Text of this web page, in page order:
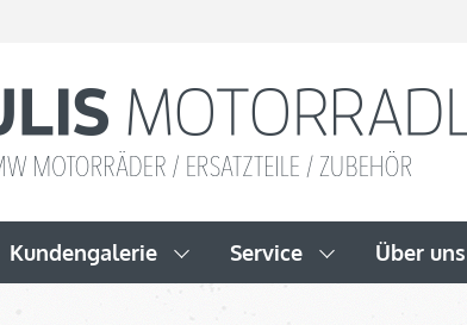
Kundengalerie Service Über uns